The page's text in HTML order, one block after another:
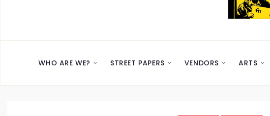
WHO ARE WE? STREET PAPERS VENDORS ARTS